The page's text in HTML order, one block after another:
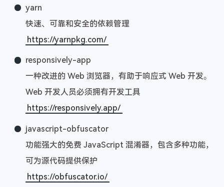
yarn
快速、可靠和安全的依赖管理
https://yarnpkg.com/
responsively-app
一种改进的 Web 浏览器，有助于响应式 Web 开发。
Web 开发人员必须拥有开发工具
https://responsively.app/
javascript-obfuscator
功能强大的免费 JavaScript 混淆器，包含多种功能，
可为源代码提供保护
https://obfuscator.io/